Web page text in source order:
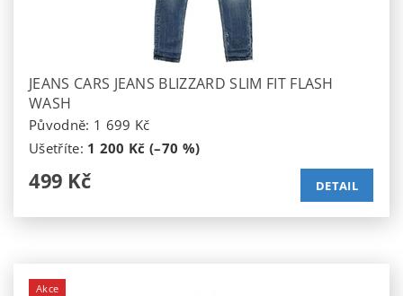
JEANS CARS JEANS BLIZZARD SLIM FIT FLASH
WASH
Původně: 1 699 Kč
Ušetříte: 1 200 Kč (–70 %)
499 Kč DETAIL
Akce